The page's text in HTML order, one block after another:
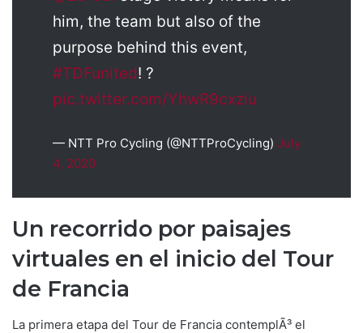
him, the team but also of the
purpose behind this event,
#TDFunited! ?
pic.twitter.com/YhwR9cxziu
— NTT Pro Cycling (@NTTProCycling) July
4, 2020
Un recorrido por paisajes
virtuales en el inicio del Tour
de Francia
La primera etapa del Tour de Francia contemplÃ³ el